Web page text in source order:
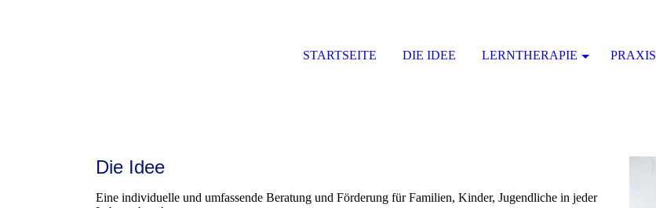
STARTSEITE DIE IDEE LERNTHERAPIE PRAXIS
Die Idee
Eine individuelle und umfassende Beratung und Förderung für Familien, Kinder, Jugendliche in jeder